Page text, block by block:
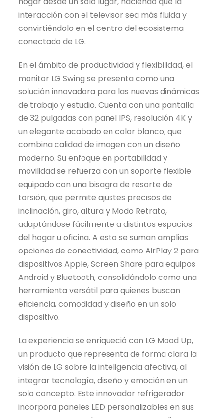
interacción con el televisor sea más fluida y
convirtiéndolo en el centro del ecosistema
conectado de LG.
En el ámbito de productividad y flexibilidad, el
monitor LG Swing se presenta como una
solución innovadora para las nuevas dinámicas
de trabajo y estudio. Cuenta con una pantalla
de 32 pulgadas con panel IPS, resolución 4K y
un elegante acabado en color blanco, que
combina calidad de imagen con un diseño
moderno. Su enfoque en portabilidad y
movilidad se refuerza con un soporte flexible
equipado con una bisagra de resorte de
torsión, que permite ajustes precisos de
inclinación, giro, altura y Modo Retrato,
adaptándose fácilmente a distintos espacios
del hogar u oficina. A esto se suman amplias
opciones de conectividad, como AirPlay 2 para
dispositivos Apple, Screen Share para equipos
Android y Bluetooth, consolidándolo como una
herramienta versátil para quienes buscan
eficiencia, comodidad y diseño en un solo
dispositivo.
La experiencia se enriqueció con LG Mood Up,
un producto que representa de forma clara la
visión de LG sobre la inteligencia afectiva, al
integrar tecnología, diseño y emoción en un
solo concepto. Este innovador refrigerador
incorpora paneles LED personalizables en sus